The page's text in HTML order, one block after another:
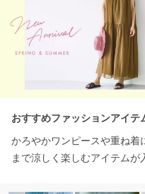
おすすめファッションアイテ
かろやかワンピースや重ね着
まで涼しく楽しむアイテムが